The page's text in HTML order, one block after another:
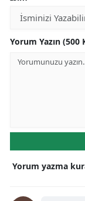
Yorum Yazın (500
Yorum yazma